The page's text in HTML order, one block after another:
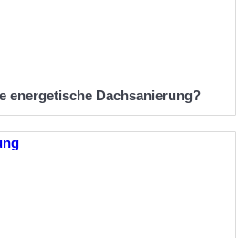
energetische Dachsanierung?